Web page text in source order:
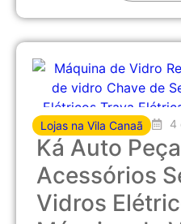
Lojas na Vila Canaã 4
Ká Auto
Acessórios
Vidros